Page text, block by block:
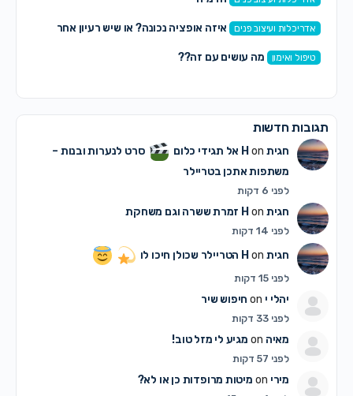
אדריכלות ועיצוב פנים איזה אופציה נכונה? או שיש רעיון אחר
טיפול ואימון מה עושים עם זה??
תגובות חדשות
חגית Hon אל תגידי כלום
סרט לנערות ובנות –
משתפות אתכן בטריילר
לפני 6 דקות
חגית Hon זמרת ששרה וגם משחקת
לפני 14 דקות
חגית Hon הטריילר שכולן חיכו לו
לפני 15 דקות
יהלי י on חיפוש שיר
לפני 33 דקות
מאיהon מגיע לי מזל טוב!
לפני 57 דקות
מיריon מיטות מרופדות כן או לא?